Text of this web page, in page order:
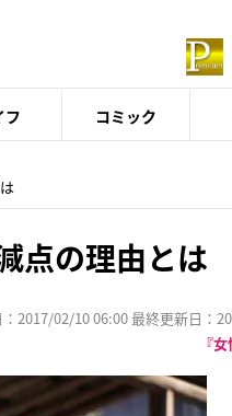
フ コミック
点の理由とは
2017/02/10 06:00 最終更新日：
『